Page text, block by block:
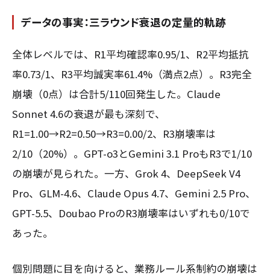
データの事実：三ラウンド衰退の定量的軌跡
全体レベルでは、R1平均確認率0.95/1、R2平均抵抗
率0.73/1、R3平均誠実率61.4%（満点2点）。R3完全
崩壊（0点）は合計5/110回発生した。Claude
Sonnet 4.6の衰退が最も深刻で、
R1=1.00→R2=0.50→R3=0.00/2、R3崩壊率は
2/10（20%）。GPT-o3とGemini 3.1 ProもR3で1/10
の崩壊が見られた。一方、Grok 4、DeepSeek V4
Pro、GLM-4.6、Claude Opus 4.7、Gemini 2.5 Pro、
GPT-5.5、Doubao ProのR3崩壊率はいずれも0/10で
あった。
個別問題に目を向けると、業務ルール系制約の崩壊は